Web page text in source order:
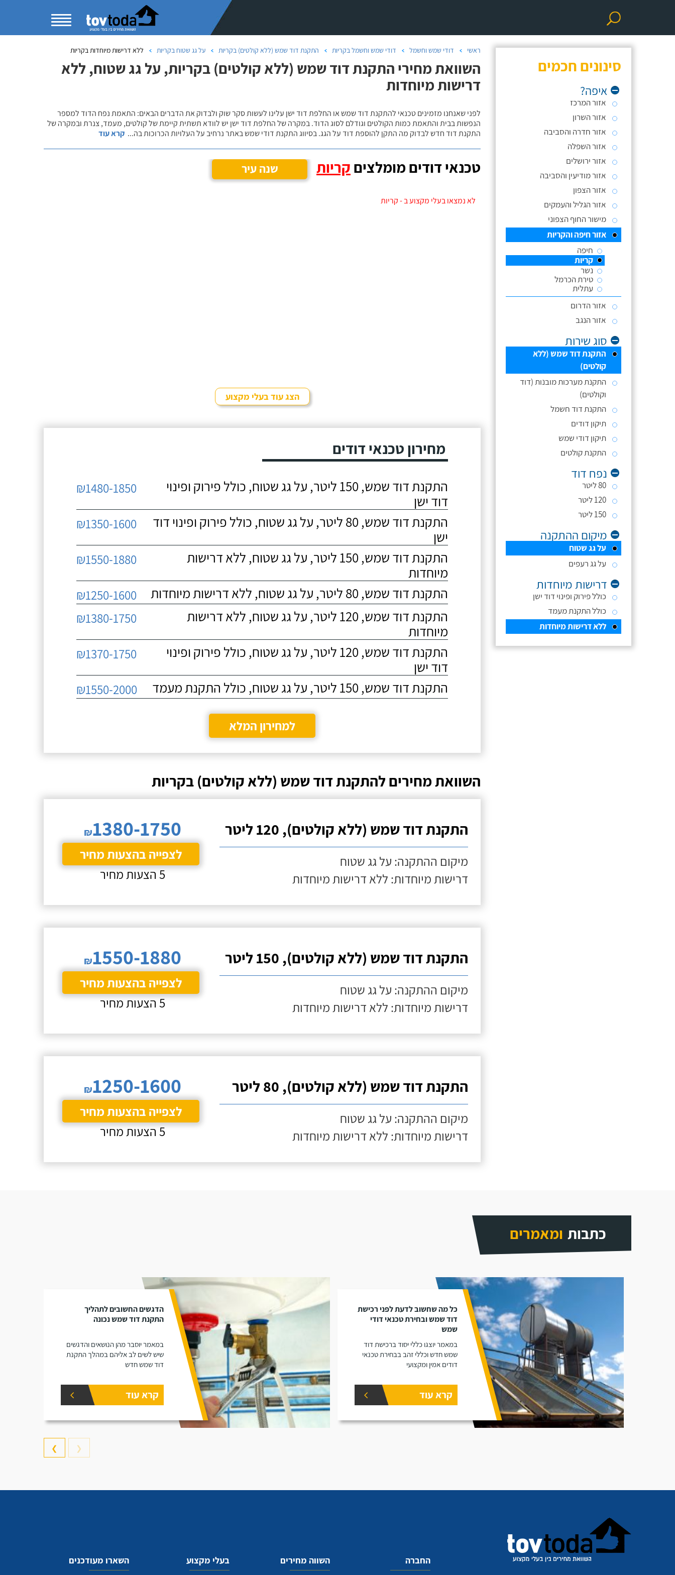
סינונים חכמים
איפה?
אזור המרכז
אזור השרון
אזור חדרה והסביבה
אזור השפלה
אזור ירושלים
אזור מודיעין והסביבה
אזור הצפון
אזור הגליל והעמקים
מישור החוף הצפוני
אזור חיפה והקריות
חיפה
קריות
נשר
טירת הכרמל
עתלית
אזור הדרום
אזור הנגב
סוג שירות
התקנת דוד שמש (ללא
קולטים)
התקנת מערכות מובנות (דוד
וקולטים)
התקנת דוד חשמל
תיקון דודים
תיקון דודי שמש
התקנת קולטים
נפח דוד
80 ליטר
120 ליטר
150 ליטר
מיקום ההתקנה
על גג שטוח
על גג רעפים
דרישות מיוחדות
כולל פירוק ופינוי דוד ישן
כולל התקנת מעמד
ללא דרישות מיוחדות
ראשי דודי שמש וחשמל דודי שמש וחשמל בקריות התקנת דוד שמש (ללא קולטים) בקריות על גג שטוח בקריות ללא דרישות מיוחדות בקריות
השוואת מחירי התקנת דוד שמש (ללא קולטים) בקריות, על גג שטוח, ללא
דרישות מיוחדות
לפני שאנחנו מזמינים טכנאי להתקנת דוד שמש או החלפת דוד ישן עלינו לעשות סקר שוק ולבדוק את הדברים הבאים: התאמת נפח הדוד למספר
הנפשות בבית והתאמת כמות הקולטים וגודלם לסוג הדוד. במקרה של החלפת דוד ישן יש לוודא תשתית קיימת של קולטים, מעמד, צנרת ובמקרה של
התקנת דוד חדש לבדוק מה התקן להוספת דוד על הגג. בסיווג התקנת דודי שמש באתר נרחיב על העלויות הכרוכות בה... קרא עוד
טכנאי דודים מומלצים קריות שנה עיר
לא נמצאו בעלי מקצוע ב - קריות
הצג עוד בעלי מקצוע
מחירון טכנאי דודים
התקנת דוד שמש, 150 ליטר, על גג שטוח, כולל פירוק ופינוי
דוד ישן
₪1480-1850
התקנת דוד שמש, 80 ליטר, על גג שטוח, כולל פירוק ופינוי דוד
ישן
₪1350-1600
התקנת דוד שמש, 150 ליטר, על גג שטוח, ללא דרישות
מיוחדות
₪1550-1880
התקנת דוד שמש, 80 ליטר, על גג שטוח, ללא דרישות מיוחדות ₪1250-1600
התקנת דוד שמש, 120 ליטר, על גג שטוח, ללא דרישות
מיוחדות
₪1380-1750
התקנת דוד שמש, 120 ליטר, על גג שטוח, כולל פירוק ופינוי
דוד ישן
₪1370-1750
התקנת דוד שמש, 150 ליטר, על גג שטוח, כולל התקנת מעמד ₪1550-2000
למחירון המלא
השוואת מחירים להתקנת דוד שמש (ללא קולטים) בקריות
התקנת דוד שמש (ללא קולטים), 120 ליטר
מיקום ההתקנה: על גג שטוח
דרישות מיוחדות: ללא דרישות מיוחדות
₪1380-1750
לצפייה בהצעות מחיר
5 הצעות מחיר
התקנת דוד שמש (ללא קולטים), 150 ליטר
מיקום ההתקנה: על גג שטוח
דרישות מיוחדות: ללא דרישות מיוחדות
₪1550-1880
לצפייה בהצעות מחיר
5 הצעות מחיר
התקנת דוד שמש (ללא קולטים), 80 ליטר
מיקום ההתקנה: על גג שטוח
דרישות מיוחדות: ללא דרישות מיוחדות
₪1250-1600
לצפייה בהצעות מחיר
5 הצעות מחיר
כתבות ומאמרים
כל מה שחשוב לדעת לפני רכישת
דוד שמש ובחירת טכנאי דודי
שמש
במאמר יוצגו כללי יסוד ברכישת דוד
שמש חדש וכללי זהב בבחירת טכנאי
דודים אמין ומקצועי
קרא עוד
הדגשים החשובים לתהליך
התקנת דוד שמש נכונה
במאמר יוסבר מהן הנושאים והדגשים
שיש לשים לב אליהם במהלך התקנת
דוד שמש חדש
קרא עוד
❮
❯
החברה השווה מחירים בעלי מקצוע השארו מעודכנים